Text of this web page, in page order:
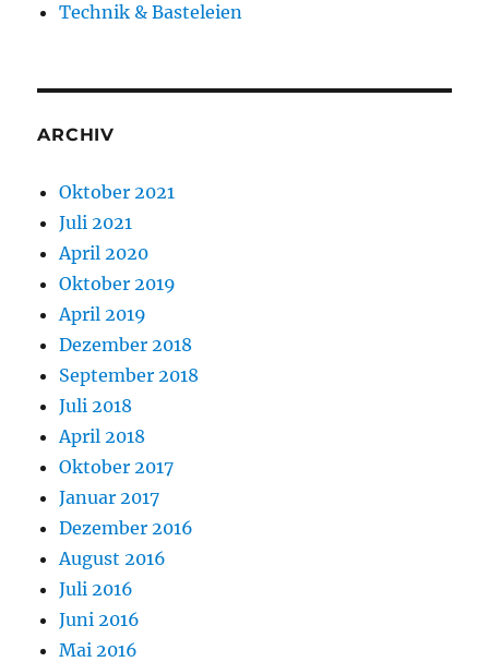
Technik & Basteleien
ARCHIV
Oktober 2021
Juli 2021
April 2020
Oktober 2019
April 2019
Dezember 2018
September 2018
Juli 2018
April 2018
Oktober 2017
Januar 2017
Dezember 2016
August 2016
Juli 2016
Juni 2016
Mai 2016